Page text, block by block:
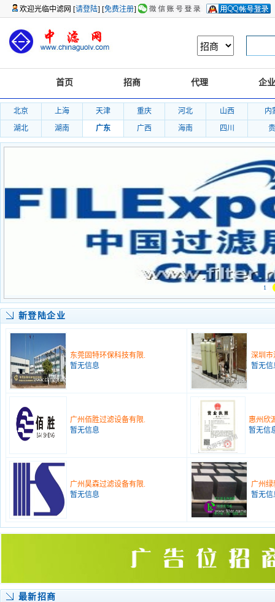
欢迎光临中滤网 [请登陆] [免费注册]
首页 招商 代理 企业
北京 上海 天津 重庆 河北 山西
内
湖北
湖南 广东 广西 海南 四川
1
新登陆企业
东莞固特环保科技有限.
暂无信息
深圳市
暂无信
广州佰胜过滤设备有限.
暂无信息
惠州欣
暂无信
广州昊森过滤设备有限.
暂无信息
广州绿
暂无信
最新招商